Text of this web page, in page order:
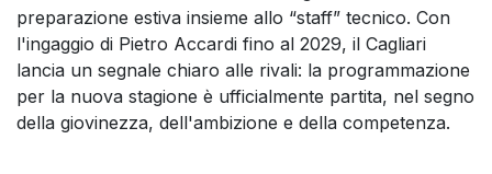
preparazione estiva insieme allo “staff” tecnico. Con
l'ingaggio di Pietro Accardi fino al 2029, il Cagliari
lancia un segnale chiaro alle rivali: la programmazione
per la nuova stagione è ufficialmente partita, nel segno
della giovinezza, dell'ambizione e della competenza.